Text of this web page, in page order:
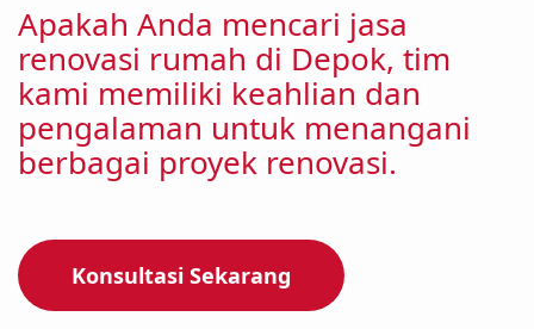
Apakah Anda mencari jasa
renovasi rumah di Depok, tim
kami memiliki keahlian dan
pengalaman untuk menangani
berbagai proyek renovasi.
Konsultasi Sekarang